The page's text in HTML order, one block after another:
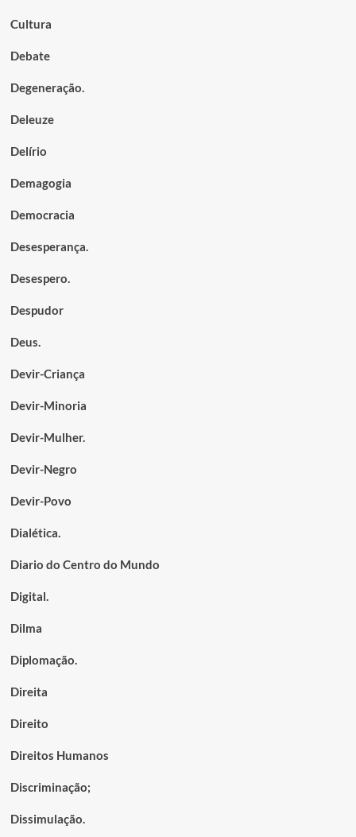
Cultura
Debate
Degeneração.
Deleuze
Delírio
Demagogia
Democracia
Desesperança.
Desespero.
Despudor
Deus.
Devir-Criança
Devir-Minoria
Devir-Mulher.
Devir-Negro
Devir-Povo
Dialética.
Diario do Centro do Mundo
Digital.
Dilma
Diplomação.
Direita
Direito
Direitos Humanos
Discriminação;
Dissimulação.